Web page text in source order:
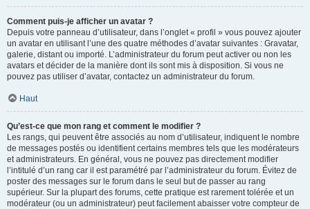
Comment puis-je afficher un avatar ?
Depuis votre panneau d’utilisateur, dans l’onglet « profil » vous pouvez ajouter
un avatar en utilisant l’une des quatre méthodes d’avatar suivantes : Gravatar,
galerie, distant ou importé. L’administrateur du forum peut activer ou non les
avatars et décider de la manière dont ils sont mis à disposition. Si vous ne
pouvez pas utiliser d’avatar, contactez un administrateur du forum.
Haut
Qu’est-ce que mon rang et comment le modifier ?
Les rangs, qui peuvent être associés au nom d’utilisateur, indiquent le nombre
de messages postés ou identifient certains membres tels que les modérateurs
et administrateurs. En général, vous ne pouvez pas directement modifier
l’intitulé d’un rang car il est paramétré par l’administrateur du forum. Évitez de
poster des messages sur le forum dans le seul but de passer au rang
supérieur. Sur la plupart des forums, cette pratique est rarement tolérée et un
modérateur (ou un administrateur) peut facilement abaisser votre compteur de